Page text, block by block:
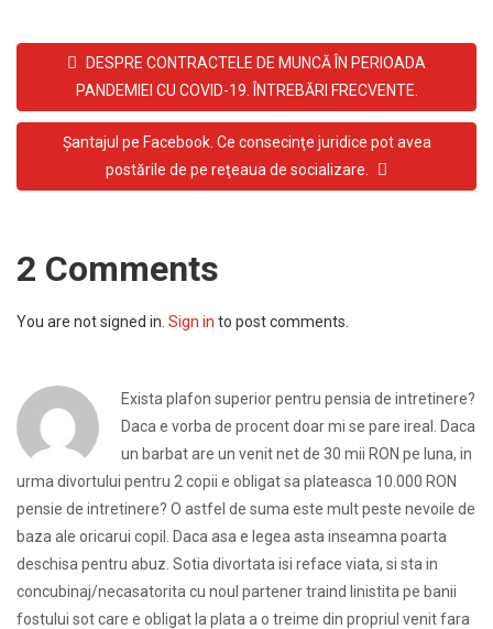
DESPRE CONTRACTELE DE MUNCĂ ÎN PERIOADA
PANDEMIEI CU COVID-19. ÎNTREBĂRI FRECVENTE.
Şantajul pe Facebook. Ce consecinţe juridice pot avea
postările de pe reţeaua de socializare.
2 Comments
You are not signed in. Sign in to post comments.
Exista plafon superior pentru pensia de intretinere?
Daca e vorba de procent doar mi se pare ireal. Daca
un barbat are un venit net de 30 mii RON pe luna, in
urma divortului pentru 2 copii e obligat sa plateasca 10.000 RON
pensie de intretinere? O astfel de suma este mult peste nevoile de
baza ale oricarui copil. Daca asa e legea asta inseamna poarta
deschisa pentru abuz. Sotia divortata isi reface viata, si sta in
concubinaj/necasatorita cu noul partener traind linistita pe banii
fostului sot care e obligat la plata a o treime din propriul venit fara